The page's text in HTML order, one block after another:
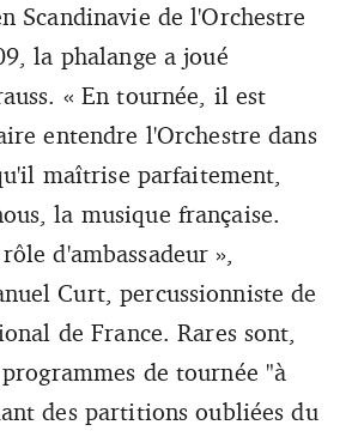
Scandinavie de l'Orchestre
la phalange a joué
« En tournée, il est
entendre l'Orchestre dans
maîtrise parfaitement,
la musique française.
d'ambassadeur »,
Curt, percussionniste de
de France. Rares sont,
de tournée "à
des partitions oubliées du